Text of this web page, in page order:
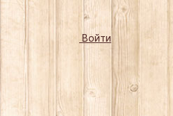
Войти